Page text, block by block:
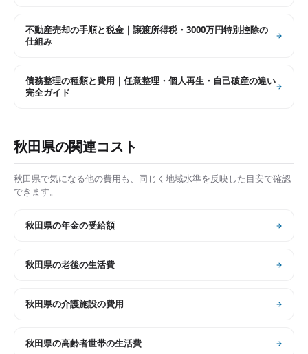
不動産売却の手順と税金｜譲渡所得税・3000万円特別控除の
仕組み
債務整理の種類と費用｜任意整理・個人再生・自己破産の違い
完全ガイド
秋田県の関連コスト
秋田県で気になる他の費用も、同じく地域水準を反映した目安で確認
できます。
秋田県の年金の受給額
秋田県の老後の生活費
秋田県の介護施設の費用
秋田県の高齢者世帯の生活費